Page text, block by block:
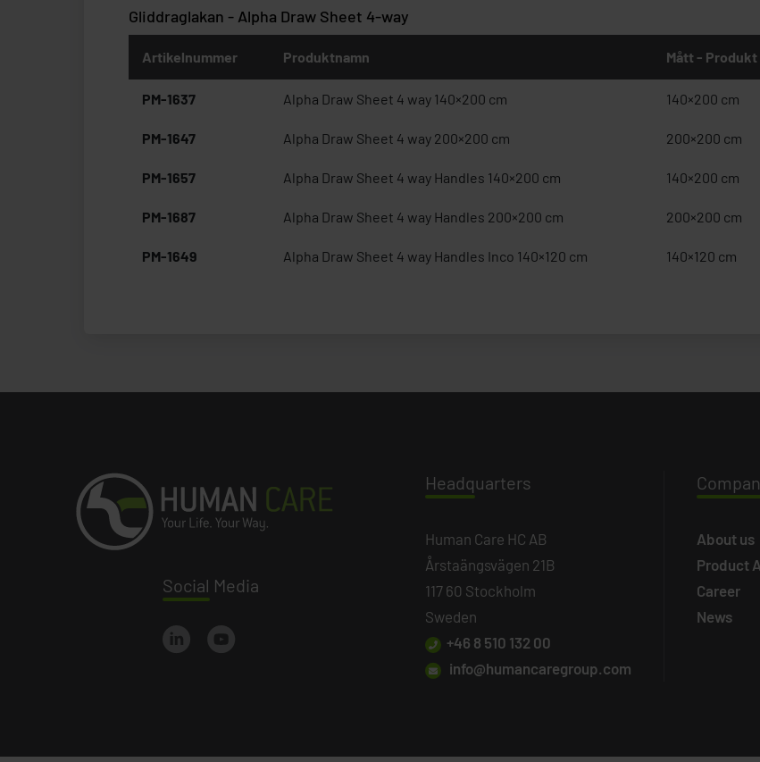
Gliddraglakan - Alpha Draw Sheet 4-way
Artikelnummer Produktnamn Mått - Produkt
PM-1637 Alpha Draw Sheet 4 way 140×200 cm 140×200 cm
PM-1647 Alpha Draw Sheet 4 way 200×200 cm 200×200 cm
PM-1657 Alpha Draw Sheet 4 way Handles 140×200 cm 140×200 cm
PM-1687 Alpha Draw Sheet 4 way Handles 200×200 cm 200×200 cm
PM-1649 Alpha Draw Sheet 4 way Handles Inco 140×120 cm 140×120 cm
Social Media
Headquarters
Human Care HC AB
Årstaängsvägen 21B
117 60 Stockholm
Sweden
+46 8 510 132 00
info@humancaregroup.com
About us
Product
Career
News